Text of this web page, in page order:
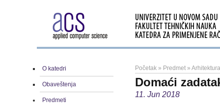
O katedri
Obaveštenja
Predmeti
Početak » Predmet »
Domaći
11. Jun 2018